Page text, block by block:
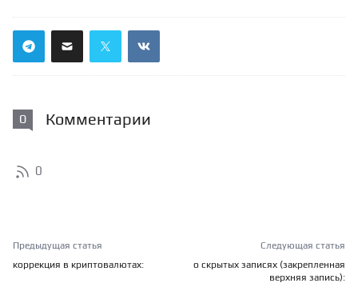
0 Комментарии
0
Предыдущая статья
коррекция в криптовалютах:
Следующая статья
о скрытых записях (закрепленная
верхняя запись):